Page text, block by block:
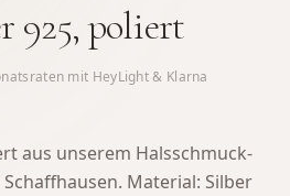
925, poliert
mit HeyLight & Klarna
aus unserem Halsschmuck-
Material: Silber